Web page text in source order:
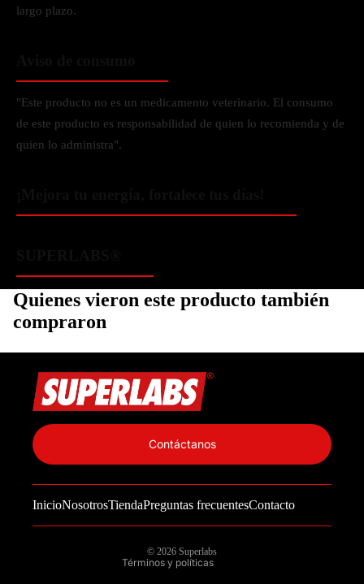
largo plazo.
"Este producto no es un medicamento veterinario. El consumo
de este producto es responsabilidad de quien lo recomienda y de
quien lo administra".
Quienes vieron este producto también
compraron
InicioNosotrosTiendaPreguntas frecuentesContacto
Contáctanos
© 2026 Superlabs
Términos y políticas
Información de contacto
Política de reembolso
Términos del servicio
Política de envío